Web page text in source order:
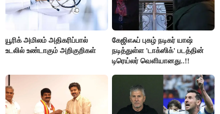
யூரிக் அமிலம் அதிகரிப்பால்
உடலில் உண்டாகும் அறிகுறிகள்
கேஜிஎஃப் புகழ் நடிகர் யாஷ்
நடித்துள்ள 'டாக்‌ஸிக்' படத்தின்
டிரெய்லர் வெளியானது..!!